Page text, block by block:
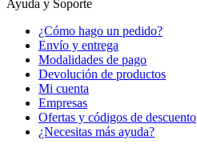
Ayuda y Soporte
¿Cómo hago un pedido?
Envío y entrega
Modalidades de pago
Devolución de productos
Mi cuenta
Empresas
Ofertas y códigos de descuento
¿Necesitas más ayuda?